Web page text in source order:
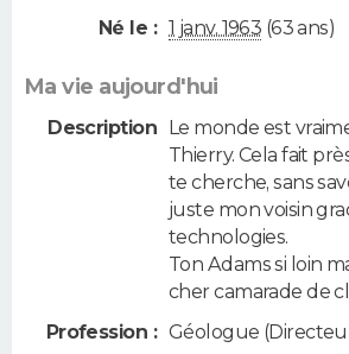
Né le : 1 janv. 1963 (63 ans)
Ma vie aujourd'hui
Description Le monde est
Thierry. Cela fait
te cherche, sans
juste mon voisin
technologies.
Ton Adams si loin
cher camarade de
Profession : Géologue